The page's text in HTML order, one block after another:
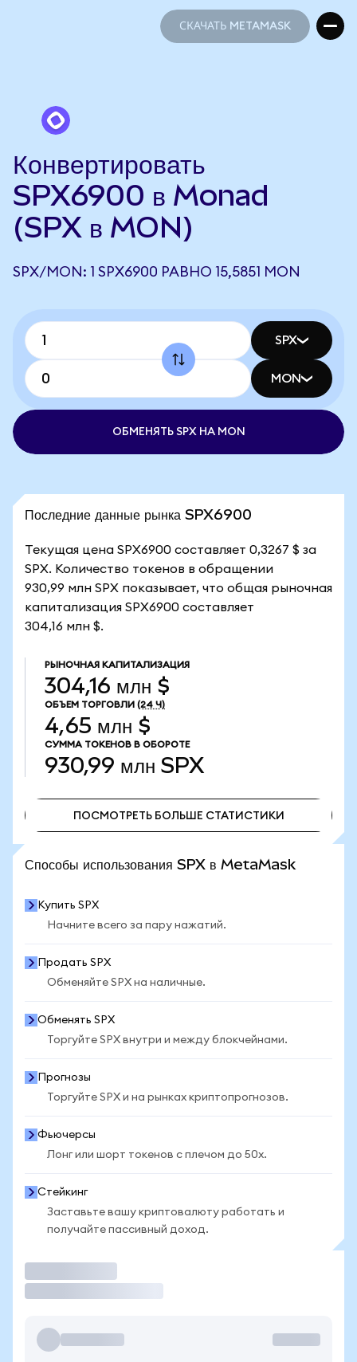
СКАЧАТЬ METAMASK
Конвертировать
SPX6900 в Monad
(SPX в MON)
SPX/MON: 1 SPX6900 РАВНО 15,5851 MON
SPX
MON
ОБМЕНЯТЬ SPX НА MON
Последние данные рынка SPX6900
Текущая цена SPX6900 составляет 0,3267 $ за
SPX. Количество токенов в обращении
930,99 млн SPX показывает, что общая рыночная
капитализация SPX6900 составляет
304,16 млн $.
РЫНОЧНАЯ КАПИТАЛИЗАЦИЯ
304,16 млн $
ОБЪЕМ ТОРГОВЛИ (24 Ч)
4,65 млн $
СУММА ТОКЕНОВ В ОБОРОТЕ
930,99 млн SPX
ПОСМОТРЕТЬ БОЛЬШЕ СТАТИСТИКИ
Способы использования SPX в MetaMask
Купить SPX
Начните всего за пару нажатий.
Продать SPX
Обменяйте SPX на наличные.
Обменять SPX
Торгуйте SPX внутри и между блокчейнами.
Прогнозы
Торгуйте SPX и на рынках криптопрогнозов.
Фьючерсы
Лонг или шорт токенов с плечом до 50x.
Стейкинг
Заставьте вашу криптовалюту работать и
получайте пассивный доход.